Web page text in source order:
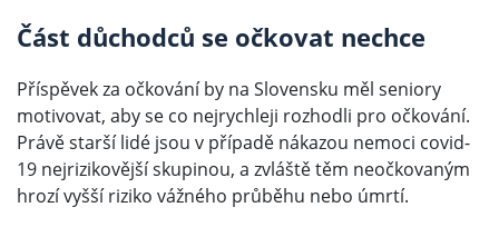
Část důchodců se očkovat nechce
Příspěvek za očkování by na Slovensku měl seniory
motivovat, aby se co nejrychleji rozhodli pro očkování.
Právě starší lidé jsou v případě nákazou nemoci covid-
19 nejrizikovější skupinou, a zvláště těm neočkovaným
hrozí vyšší riziko vážného průběhu nebo úmrtí.